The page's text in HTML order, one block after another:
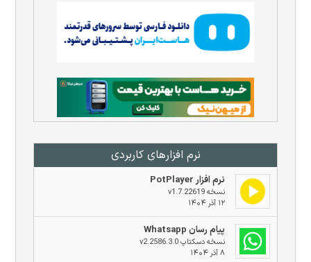
نرم افزار‌های کاربردی
نرم افزار PotPlayer
نسخه v1.7.22619
۱۲ آذر ۱۴۰۴
پیام رسان Whatsapp
نسخه دسکتاپ v2.2586.3.0
۸ آذر ۱۴۰۴